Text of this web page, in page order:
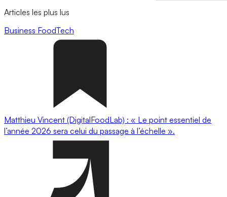
Articles les plus lus
Business FoodTech
Matthieu Vincent (DigitalFoodLab) : « Le point essentiel de
l’année 2026 sera celui du passage à l’échelle ».